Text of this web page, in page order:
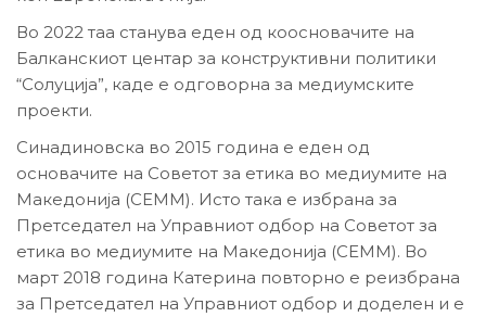
Во 2022 таа станува еден од коосновачите на
Балканскиот центар за конструктивни политики
“Солуција”, каде е одговорна за медиумските
проекти.
Синадиновска во 2015 година е еден од
основачите на Советот за етика во медиумите на
Македонија (СЕММ). Исто така е избрана за
Претседател на Управниот одбор на Советот за
етика во медиумите на Македонија (СЕММ). Во
март 2018 година Катерина повторно е реизбрана
за Претседател на Управниот одбор и доделен и е